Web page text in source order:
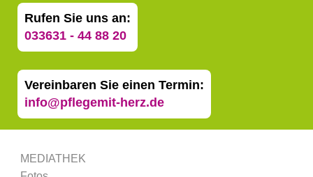
Rufen Sie uns an:
033631 - 44 88 20
Vereinbaren Sie einen Termin:
info@pflegemit-herz.de
MEDIATHEK